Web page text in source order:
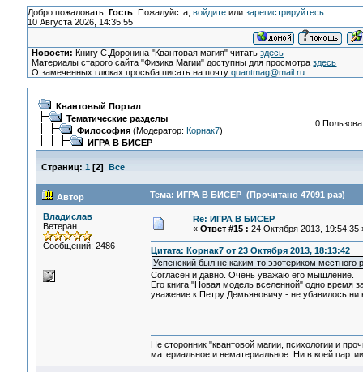
Добро пожаловать, Гость. Пожалуйста, войдитеили зарегистрируйтесь.
10 Августа 2026, 14:35:55
Новости: Книгу С.Доронина "Квантовая магия" читатьздесь
Материалы старого сайта "Физика Магии" доступны для просмотраздесь
О замеченных глюках просьба писать на почтуquantmag@mail.ru
Квантовый Портал
Тематические разделы
Философия(Модератор: Корнак7)
ИГРА В БИСЕР
0
Страниц: 1 [2] Все
Автор Тема: ИГРА В БИСЕР (Прочитано 47091 раз)
Владислав
Ветеран
Сообщений: 2486
Re: ИГРА В БИСЕР
« Ответ #15 : 24 Октября 2013, 19:54:35
Цитата: Корнак7 от 23 Октября 2013, 18:13:42
Успенский был не каким-то эзотериком
Согласен и давно. Очень уважаю его мышление.
Его книга "Новая модель вселенной" одно время
уважение к Петру Демьяновичу - не убавилось ни
Не сторонник "квантовой магии, психологии и
материальное и нематериальное. Ни в коей